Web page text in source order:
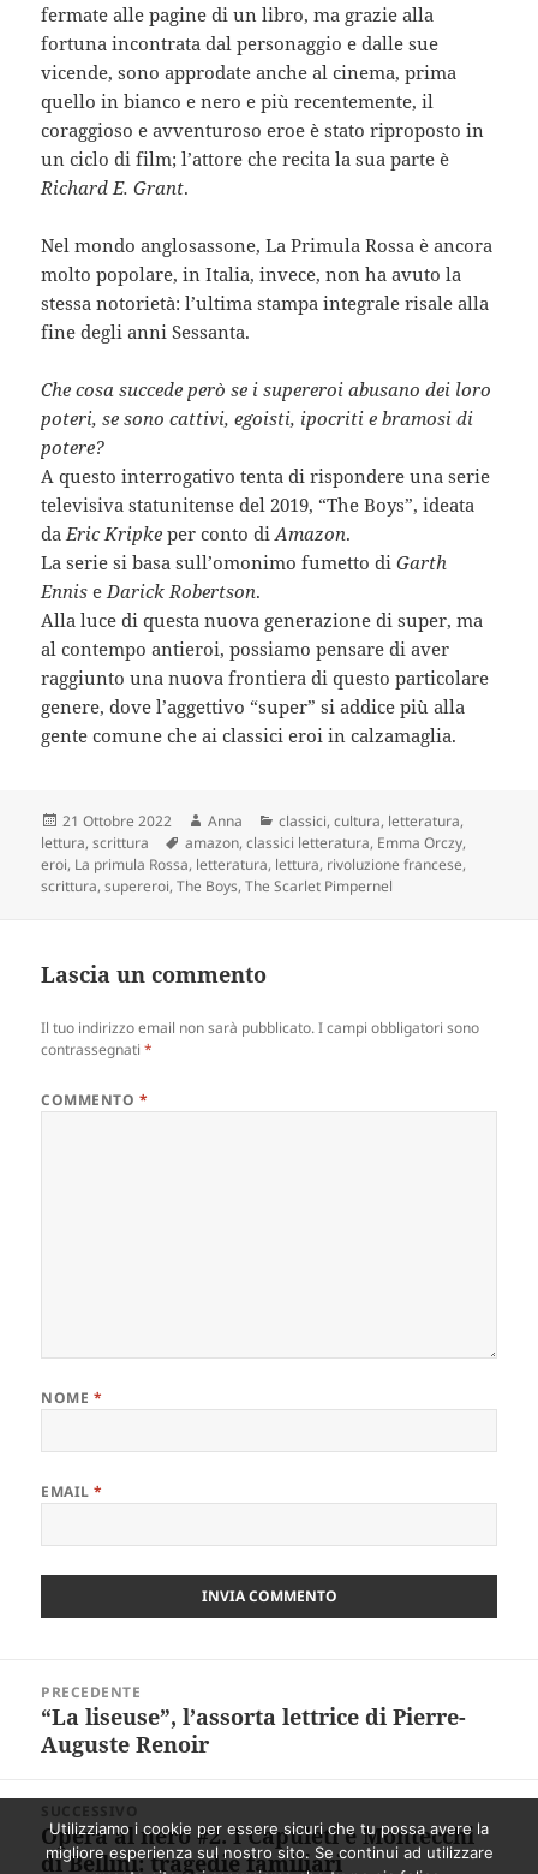
fermate alle pagine di un libro, ma grazie alla
fortuna incontrata dal personaggio e dalle sue
vicende, sono approdate anche al cinema, prima
quello in bianco e nero e più recentemente, il
coraggioso e avventuroso eroe è stato riproposto in
un ciclo di film; l’attore che recita la sua parte è
Richard E. Grant.
Nel mondo anglosassone, La Primula Rossa è ancora
molto popolare, in Italia, invece, non ha avuto la
stessa notorietà: l’ultima stampa integrale risale alla
fine degli anni Sessanta.
Che cosa succede però se i supereroi abusano dei loro
poteri, se sono cattivi, egoisti, ipocriti e bramosi di
potere?
A questo interrogativo tenta di rispondere una serie
televisiva statunitense del 2019, “The Boys”, ideata
da Eric Kripke per conto diAmazon.
La serie si basa sull’omonimo fumetto diGarth
Ennis e Darick Robertson.
Alla luce di questa nuova generazione di super, ma
al contempo antieroi, possiamo pensare di aver
raggiunto una nuova frontiera di questo particolare
genere, dove l’aggettivo “super” si addice più alla
gente comune che ai classici eroi in calzamaglia.
Scritto
il
21 Ottobre 2022 Autore
Anna Categorie
classici,cultura, letteratura,
lettura,scrittura Tag
amazon,classici letteratura, Emma Orczy,
eroi, La primula Rossa, letteratura, lettura, rivoluzione francese,
scrittura,supereroi,The Boys,The Scarlet Pimpernel
Lascia un commento
Il tuo indirizzo email non sarà pubblicato. I campi obbligatori sono
contrassegnati*
COMMENTO *
NOME *
EMAIL*
articoliPRECEDENTE
Articolo
precedente:
“La liseuse”, l’assorta lettrice di Pierre-
Auguste Renoir
Articolo
successivo:
Opera al nero #2. I Capuleti e Montecchi
di Bellini: tragedie familiari
Utilizziamo i cookie per essere sicuri che tu possa avere la
migliore esperienza sul nostro sito. Se continui ad utilizzare